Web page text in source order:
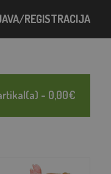
REGISTRACIJA
- 0,00€